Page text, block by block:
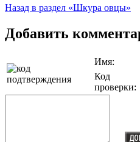
Назад в раздел «Шкура овцы»
Добавить
Имя:
Код
проверки: